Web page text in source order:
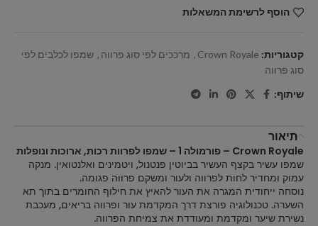
הוסף לרשימת המשאלות
קטגוריות: Crown Royale
, מרככים לפי סוג פרווה , שמפו לכלבים לפי
סוג פרווה
שיתוף:
תיאור
Crown Royale – פורמולה 1 – שמפו לפרוות רכות, ארוכות ונופלות
שמפו עשיר בקצף העשיר בביוטין פנטנול, ויטמינים ואלנטואין. מנקה
עמוק ומחדיר לחות לפרווה ולעור ומשקם פרווה פגומה.
נוסחה ייחודית המגרה את העור להאיץ את חילוף החומרים בתוך תא
השערה. טכנולוגיה פורצת דרך המקדמת עור ופרווה בריאים, מעכבת
נשירת שיער ומקדמת ומעודדת את צמיחת הפרווה.